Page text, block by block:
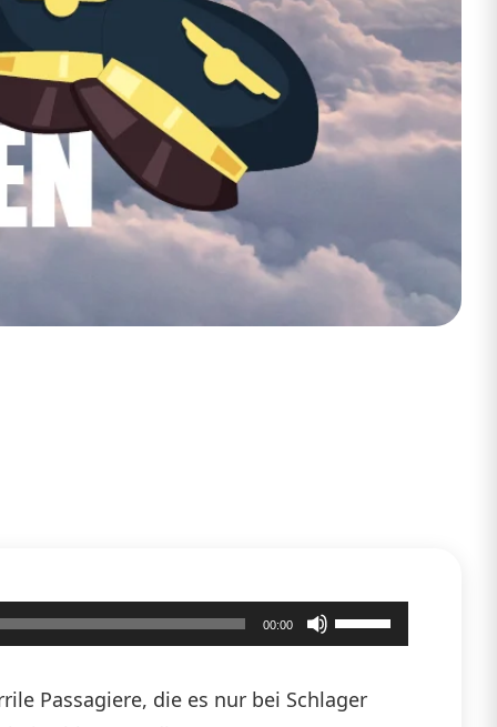
00:00
Pfeiltasten
Passagiere, die es nur bei Schlager